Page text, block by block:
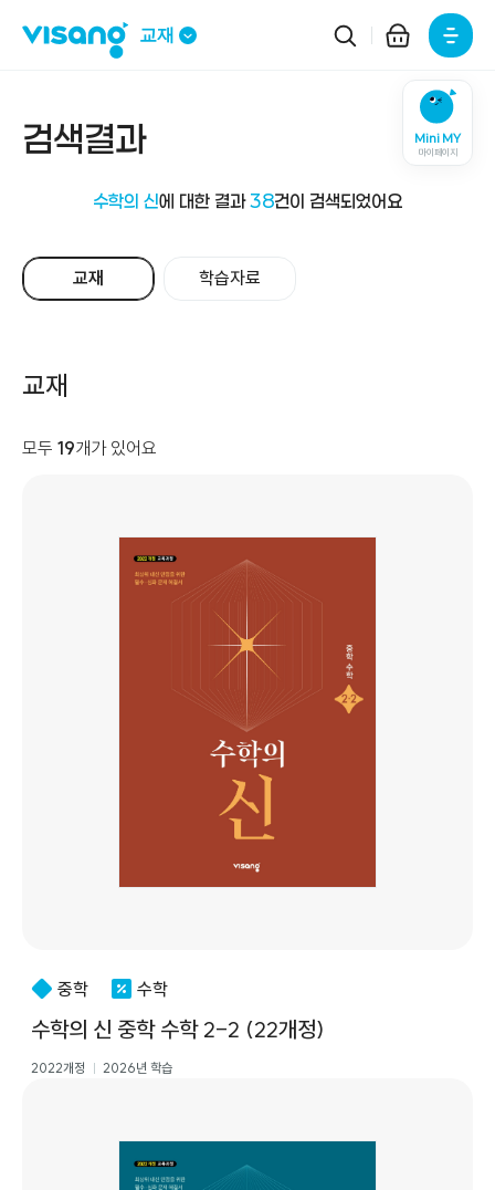
교재
검색결과
수학의 신에 대한 결과38건이 검색되었어요
교재 학습자료
교재
모두 19개가 있어요
중학 수학
수학의 신 중학 수학 2-2 (22개정)
2022개정 2026년 학습
Mini MY
마이페이지